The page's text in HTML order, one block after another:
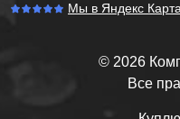
Мы в Яндекс
© 2026
Все